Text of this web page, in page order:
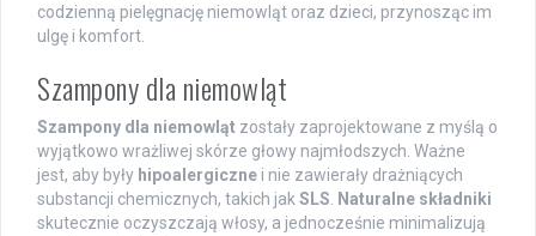
codzienną pielęgnację niemowląt oraz dzieci, przynosząc im
ulgę i komfort.
Szampony dla niemowląt
Szampony dla niemowląt zostały zaprojektowane z myślą o
wyjątkowo wrażliwej skórze głowy najmłodszych. Ważne
jest, aby były hipoalergiczne i nie zawierały drażniących
substancji chemicznych, takich jakSLS. Naturalne składniki
skutecznie oczyszczają włosy, a jednocześnie minimalizują